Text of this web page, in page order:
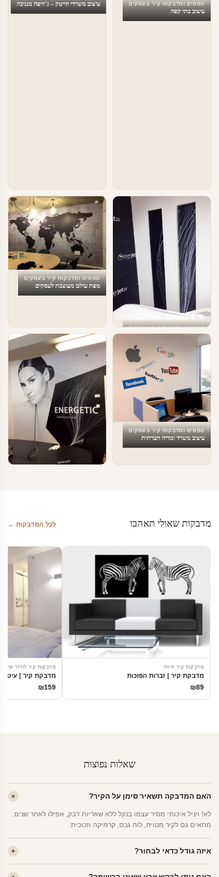
טפטים ומדבקות קיר בעסקים
עיצוב בתי קפה
עיצוב משרדי הייטק – ג'ירפה מגניבה
טפטים ומדבקות קיר בעסקים
עיצוב מספרה
טפטים ומדבקות קיר בעסקים
מפת עולם מעוצבת לעסקים
טפטים ומדבקות קיר בעסקים
עיצוב משרד ומדיה חברתית
מדבקות שאולי תאהבו לכל המדבקות ←
מדבקות קיר חיות
מדבקת קיר | זברות הפוכות
₪89
מדבקות קיר לחדר שינה
מדבקת קיר |
₪159
שאלות נפוצות
האם המדבקה תשאיר סימן על הקיר?
לא! ויניל איכותי מסיר עצמו בנקל ללא שאריות דבק, אפילו לאחר שנים.
מתאים גם לקיר מטויח, לוח גבס, קרמיקה וזכוכית.
איזה גודל כדאי לבחור?